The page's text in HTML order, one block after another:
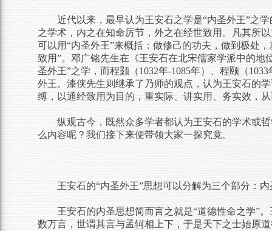
近代以来，最早认为王安石之学是“内圣外王”之
之学术，内之在知命厉节，外之在经世致用。凡其所
可以用“内圣外王”来概括：做修己的功夫，做到极处
致用”。邓广铭先生在《王安石在北宋儒家学派中的
圣外王”之学，而程颢（1032年-1085年）、程颐（
外王。漆侠先生则继承了乃师的观点，认为王安石的
缚，以通经致用为目的，重实际、讲实用、务实效，
纵观古今，既然众多学者都认为王安石的学术或
么内容呢？我们接下来便带领大家一探究竟。
王安石的“内圣外王”思想可以分解为三个部分：
王安石的内圣思想简而言之就是“道德性命之学”
数万言，世谓其言与孟轲相上下，于是天下之士始原